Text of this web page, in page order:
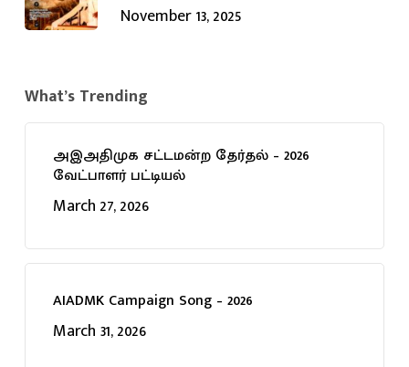
November 13, 2025
What’s Trending
அஇஅதிமுக சட்டமன்ற தேர்தல் – 2026
வேட்பாளர் பட்டியல்
March 27, 2026
AIADMK Campaign Song – 2026
March 31, 2026